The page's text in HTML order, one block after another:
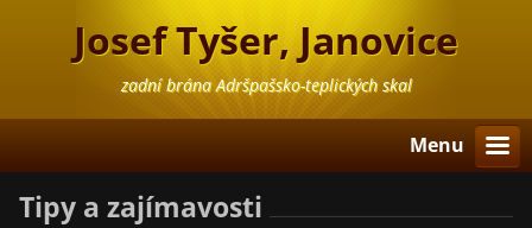
Josef Tyšer, Janovice
zadní brána Adršpašsko-teplických skal
Menu
Tipy a zajímavosti